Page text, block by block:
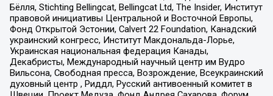
Бёлля, Stichting Bellingcat, Bellingcat Ltd, The Insider, Институт
правовой инициативы Центральной и Восточной Европы,
Фонд Открытой Эстонии, Calvert 22 Foundation, Канадский
украинский конгресс, Институт Макдональда-Лорье,
Украинская национальная федерация Канады,
Декабристы, Международный научный центр им Вудро
Вильсона, Свободная пресса, Возрождение, Всеукраинский
духовный центр , Риддл, Русский антивоенный комитет в